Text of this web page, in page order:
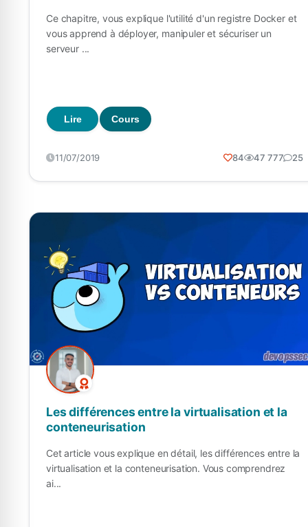
Ce chapitre, vous explique l'utilité d'un registre Docker et
vous apprend à déployer, manipuler et sécuriser un
serveur ...
Lire Cours
11/07/2019 84 47 777 25
Les différences entre la virtualisation et la
conteneurisation
Cet article vous explique en détail, les différences entre la
virtualisation et la conteneurisation. Vous comprendrez
ai...